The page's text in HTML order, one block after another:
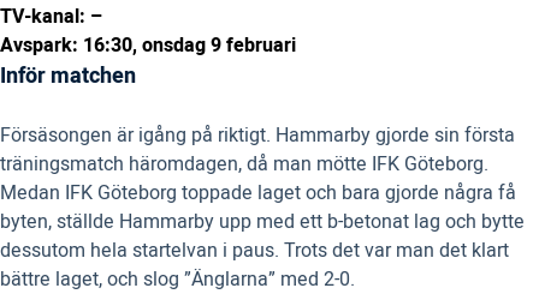
TV-kanal: –
Avspark: 16:30, onsdag 9 februari
Inför matchen
Försäsongen är igång på riktigt. Hammarby gjorde sin första
träningsmatch häromdagen, då man mötte IFK Göteborg.
Medan IFK Göteborg toppade laget och bara gjorde några få
byten, ställde Hammarby upp med ett b-betonat lag och bytte
dessutom hela startelvan i paus. Trots det var man det klart
bättre laget, och slog ”Änglarna” med 2-0.